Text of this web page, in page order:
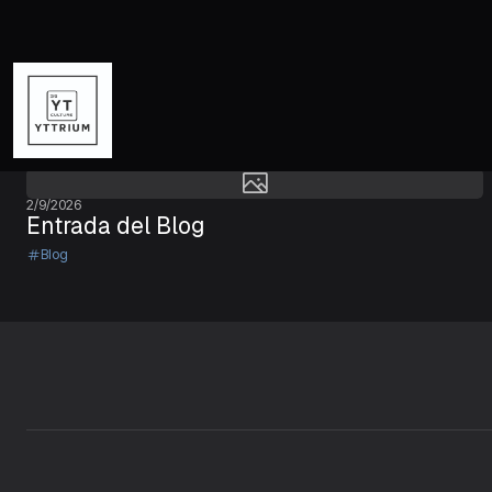
2/9/2026
Entrada del Blog
Blog